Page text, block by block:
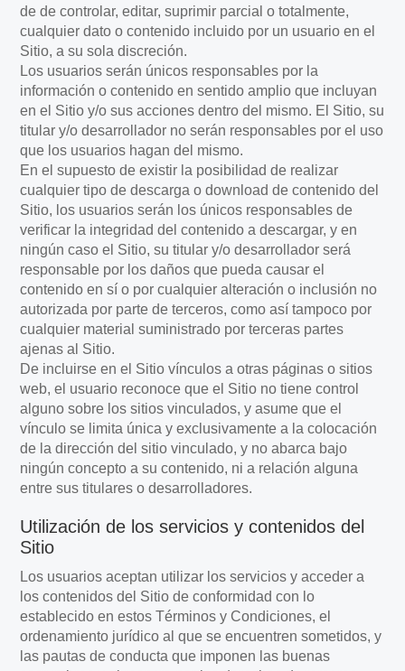
de de controlar, editar, suprimir parcial o totalmente,
cualquier dato o contenido incluido por un usuario en el
Sitio, a su sola discreción.
Los usuarios serán únicos responsables por la
información o contenido en sentido amplio que incluyan
en el Sitio y/o sus acciones dentro del mismo. El Sitio, su
titular y/o desarrollador no serán responsables por el uso
que los usuarios hagan del mismo.
En el supuesto de existir la posibilidad de realizar
cualquier tipo de descarga o download de contenido del
Sitio, los usuarios serán los únicos responsables de
verificar la integridad del contenido a descargar, y en
ningún caso el Sitio, su titular y/o desarrollador será
responsable por los daños que pueda causar el
contenido en sí o por cualquier alteración o inclusión no
autorizada por parte de terceros, como así tampoco por
cualquier material suministrado por terceras partes
ajenas al Sitio.
De incluirse en el Sitio vínculos a otras páginas o sitios
web, el usuario reconoce que el Sitio no tiene control
alguno sobre los sitios vinculados, y asume que el
vínculo se limita única y exclusivamente a la colocación
de la dirección del sitio vinculado, y no abarca bajo
ningún concepto a su contenido, ni a relación alguna
entre sus titulares o desarrolladores.
Utilización de los servicios y contenidos del
Sitio
Los usuarios aceptan utilizar los servicios y acceder a
los contenidos del Sitio de conformidad con lo
establecido en estos Términos y Condiciones, el
ordenamiento jurídico al que se encuentren sometidos, y
las pautas de conducta que imponen las buenas